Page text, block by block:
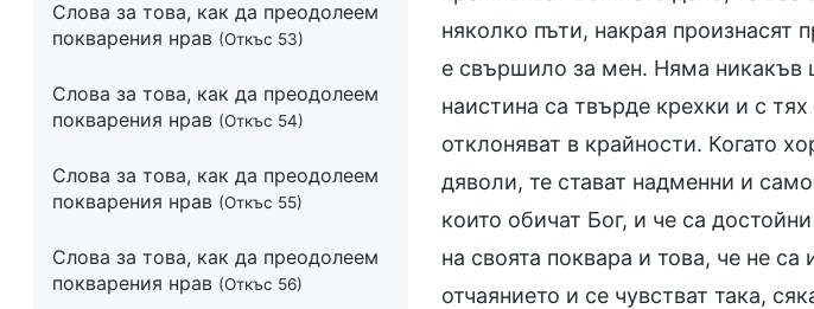
Слова за това, как да преодолеем
покварения нрав (Откъс 53)
Слова за това, как да преодолеем
покварения нрав (Откъс 54)
Слова за това, как да преодолеем
покварения нрав (Откъс 55)
Слова за това, как да преодолеем
покварения нрав (Откъс 56)
няколко пъти, накрая произнасят
е свършило за мен. Няма никакъв
наистина са твърде крехки и с
отклоняват в крайности. Когато
дяволи, те стават надменни и
които обичат Бог, и че са
на своята поквара и това, че не
отчаянието и се чувстват така,